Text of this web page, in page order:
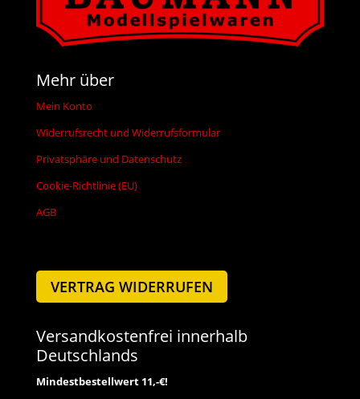
Mehr über
Mein Konto
Widerrufsrecht und Widerrufsformular
Privatsphäre und Datenschutz
Cookie-Richtlinie (EU)
AGB
VERTRAG WIDERRUFEN
Versandkostenfrei innerhalb
Deutschlands
Mindestbestellwert 11,-€!